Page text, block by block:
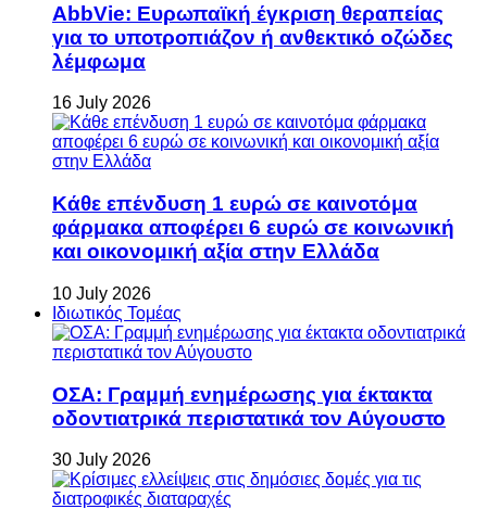
AbbVie: Ευρωπαϊκή έγκριση θεραπείας
για το υποτροπιάζον ή ανθεκτικό οζώδες
λέμφωμα
16 July 2026
Κάθε επένδυση 1 ευρώ σε καινοτόμα
φάρμακα αποφέρει 6 ευρώ σε κοινωνική
και οικονομική αξία στην Ελλάδα
10 July 2026
Ιδιωτικός Τομέας
ΟΣΑ: Γραμμή ενημέρωσης για έκτακτα
οδοντιατρικά περιστατικά τον Αύγουστο
30 July 2026